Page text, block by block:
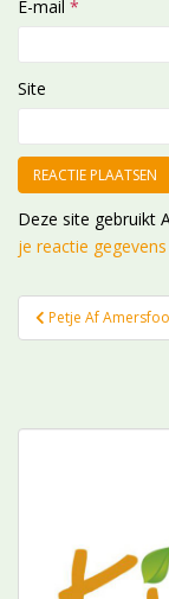
E-mail *
Site
Deze site gebruikt
je reactie
Bericht
navigatie
Petje Af